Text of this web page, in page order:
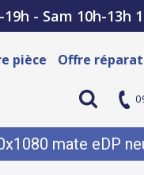
- Sam 10h-13h
pièce Offre
mate eDP